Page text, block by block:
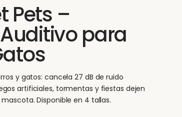
Pets –
para
y gatos: cancela 27 dB de ruido
artificiales, tormentas y fiestas dejen
Disponible en 4 tallas.